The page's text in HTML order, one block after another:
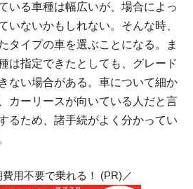
いる車種は幅広いが、場合によっ
いないかもしれない。そんな時、
タイプの車を選ぶことになる。ま
は指定できたとしても、グレード
ない場合がある。車について細か
カーリースが向いている人だと言
るため、諸手続がよく分かってい
費用不要で乗れる！ (PR)／